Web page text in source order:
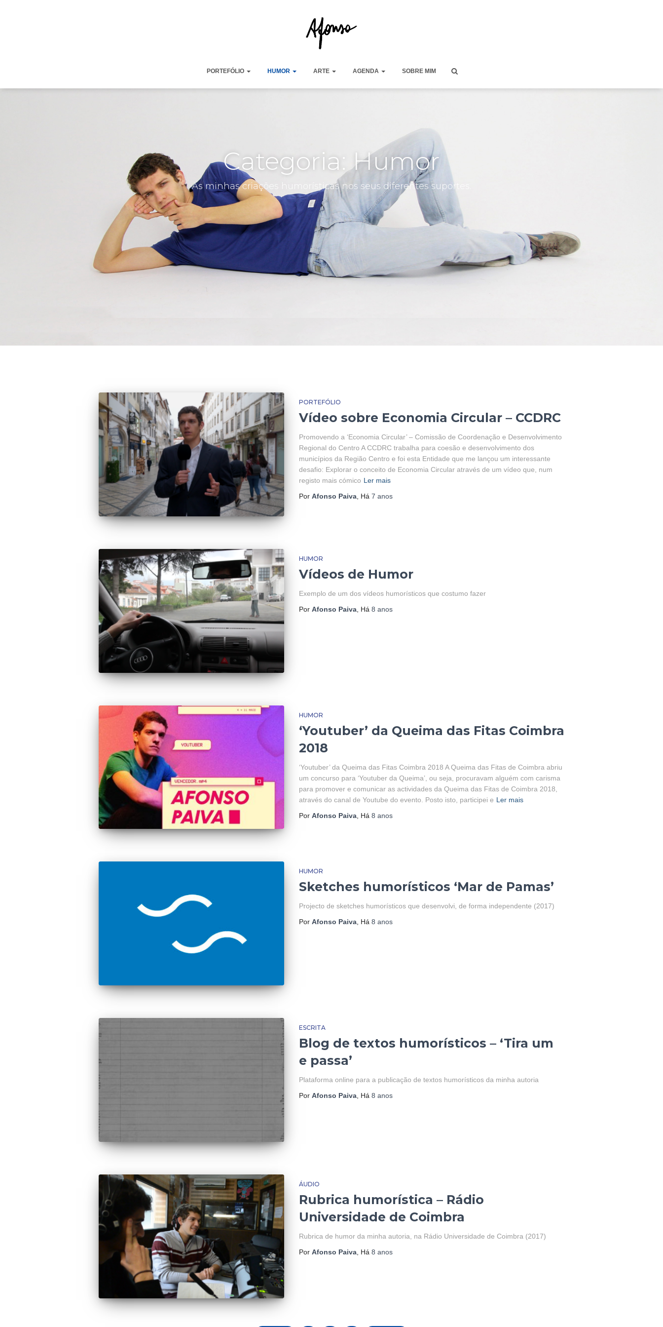
PORTEFÓLIO HUMOR ARTE AGENDA SOBRE MIM
Categoria: Humor
As minhas criações humorísticas nos seus diferentes suportes.
PORTEFÓLIO
Vídeo sobre Economia Circular – CCDRC
Promovendo a ‘Economia Circular’ – Comissão de Coordenação e Desenvolvimento
Regional do Centro A CCDRC trabalha para coesão e desenvolvimento dos
municípios da Região Centro e foi esta Entidade que me lançou um interessante
desafio: Explorar o conceito de Economia Circular através de um vídeo que, num
registo mais cómico Ler mais
Por Afonso Paiva, Há 7 anos
HUMOR
Vídeos de Humor
Exemplo de um dos vídeos humorísticos que costumo fazer
Por Afonso Paiva, Há 8 anos
HUMOR
‘Youtuber’ da Queima das Fitas Coimbra
2018
‘Youtuber’ da Queima das Fitas Coimbra 2018 A Queima das Fitas de Coimbra abriu
um concurso para ‘Youtuber da Queima’, ou seja, procuravam alguém com carisma
para promover e comunicar as actividades da Queima das Fitas de Coimbra 2018,
através do canal de Youtube do evento. Posto isto, participei e Ler mais
Por Afonso Paiva, Há 8 anos
HUMOR
Sketches humorísticos ‘Mar de Pamas’
Projecto de sketches humorísticos que desenvolvi, de forma independente (2017)
Por Afonso Paiva, Há 8 anos
ESCRITA
Blog de textos humorísticos – ‘Tira um
e passa’
Plataforma online para a publicação de textos humorísticos da minha autoria
Por Afonso Paiva, Há 8 anos
ÁUDIO
Rubrica humorística – Rádio
Universidade de Coimbra
Rubrica de humor da minha autoria, na Rádio Universidade de Coimbra (2017)
Por Afonso Paiva, Há 8 anos